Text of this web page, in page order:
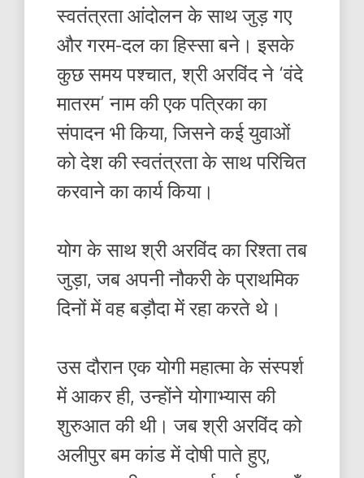
स्वतंत्रता आंदोलन के साथ जुड़ गए
और गरम-दल का हिस्सा बने। इसके
कुछ समय पश्चात, श्री अरविंद ने ‘वंदे
मातरम’ नाम की एक पत्रिका का
संपादन भी किया, जिसने कई युवाओं
को देश की स्वतंत्रता के साथ परिचित
करवाने का कार्य किया।
योग के साथ श्री अरविंद का रिश्ता तब
जुड़ा, जब अपनी नौकरी के प्राथमिक
दिनों में वह बड़ौदा में रहा करते थे।
उस दौरान एक योगी महात्मा के संस्पर्श
में आकर ही, उन्होंने योगाभ्यास की
शुरुआत की थी। जब श्री अरविंद को
अलीपुर बम कांड में दोषी पाते हुए,